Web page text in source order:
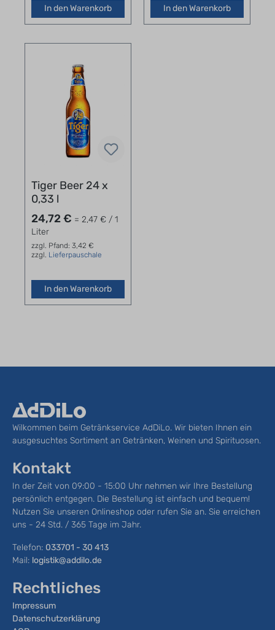
In den Warenkorb In den Warenkorb
Tiger Beer 24 x
0,33 l
24,72 € = 2,47 € / 1
Liter
zzgl. Pfand: 3,42 €
zzgl. Lieferpauschale
In den Warenkorb
Wilkommen beim Getränkservice AdDiLo. Wir bieten Ihnen ein
ausgesuchtes Sortiment an Getränken, Weinen und Spirituosen.
Kontakt
In der Zeit von 09:00 - 15:00 Uhr nehmen wir Ihre Bestellung
persönlich entgegen. Die Bestellung ist einfach und bequem!
Nutzen Sie unseren Onlineshop oder rufen Sie an. Sie erreichen
uns - 24 Std. / 365 Tage im Jahr.
Telefon: 033701 - 30 413
Mail: logistik@addilo.de
Rechtliches
Impressum
Datenschutzerklärung